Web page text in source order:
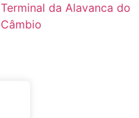
Terminal da Alavanca do
Câmbio